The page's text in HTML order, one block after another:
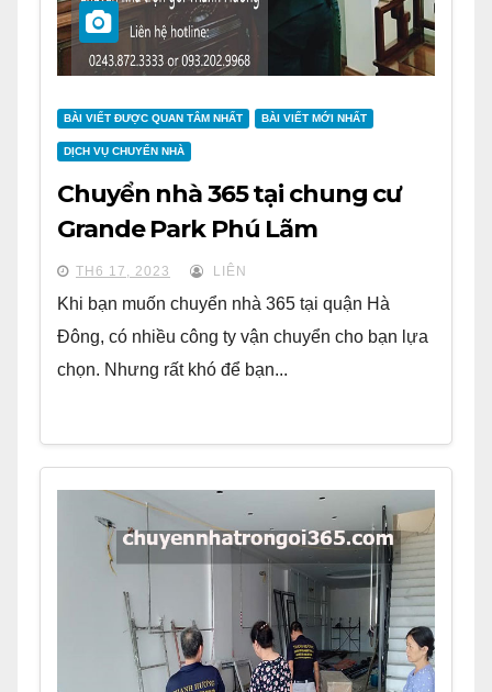
BÀI VIẾT ĐƯỢC QUAN TÂM NHẤT BÀI VIẾT MỚI NHẤT
DỊCH VỤ CHUYỂN NHÀ
Chuyển nhà 365 tại chung cư
Grande Park Phú Lãm
TH6 17, 2023 LIÊN
Khi bạn muốn chuyển nhà 365 tại quận Hà
Đông, có nhiều công ty vận chuyển cho bạn lựa
chọn. Nhưng rất khó để bạn...